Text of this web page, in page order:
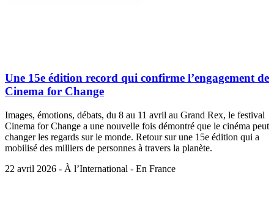
Une 15e édition record qui confirme l’engagement de
Cinema for Change
Images, émotions, débats, du 8 au 11 avril au Grand Rex, le festival
Cinema for Change a une nouvelle fois démontré que le cinéma peut
changer les regards sur le monde. Retour sur une 15e édition qui a
mobilisé des milliers de personnes à travers la planète.
22 avril 2026 - À l’International - En France